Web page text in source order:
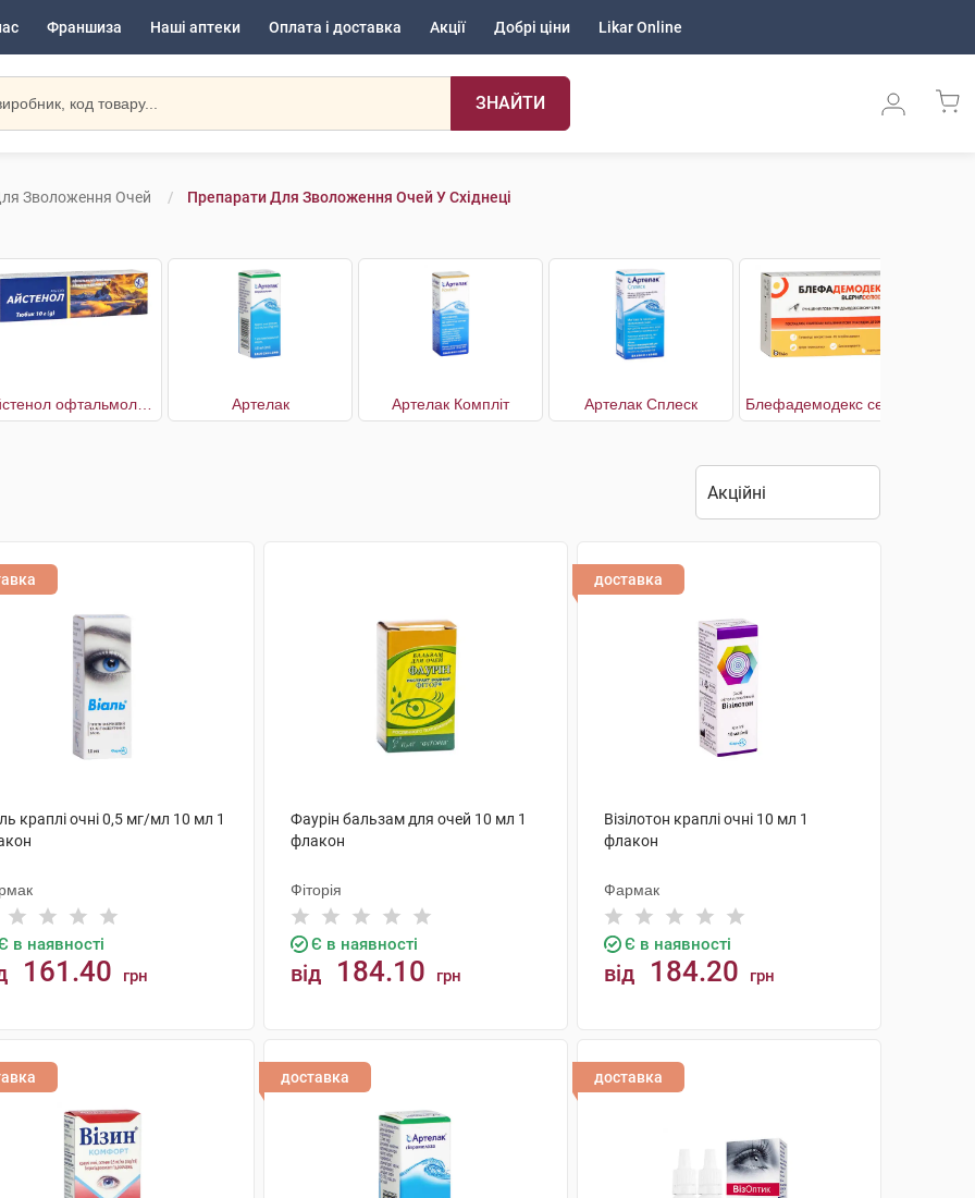
Франшиза Наші аптеки Оплата і доставка Акції Добрі ціни Likar Online
ЗНАЙТИ
Зволоження Очей Препарати Для Зволоження Очей У Східнеці
Артелак Артелак Компліт Артелак Сплеск
краплі очні 0,5 мг/мл 10 мл 1
в наявності
161.40 грн
Фаурін бальзам для очей 10 мл 1
флакон
Фіторія
Є в наявності
від 184.10 грн
доставка
Візілотон краплі очні 10 мл 1
флакон
Фармак
Є в наявності
від 184.20 грн
доставка доставка